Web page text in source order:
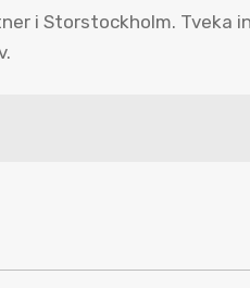
i Storstockholm. Tveka